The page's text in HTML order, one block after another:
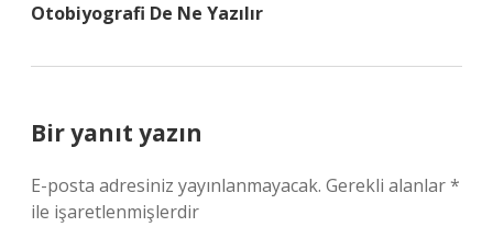
Otobiyografi De Ne Yazılır
Bir yanıt yazın
E-posta adresiniz yayınlanmayacak. Gerekli alanlar*
ile işaretlenmişlerdir